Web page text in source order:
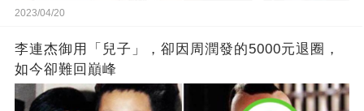
2023/04/20
李連杰御用「兒子」，卻因周潤發的5000元退圈，
如今卻難回巔峰